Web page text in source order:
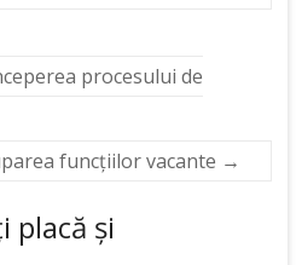
procesului de
funcțiilor vacante →
placă și